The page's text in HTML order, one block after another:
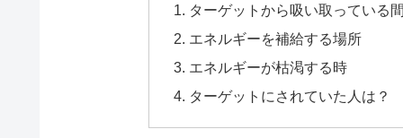
ターゲットから吸い取っている
エネルギーを補給する場所
エネルギーが枯渇する時
ターゲットにされていた人は？